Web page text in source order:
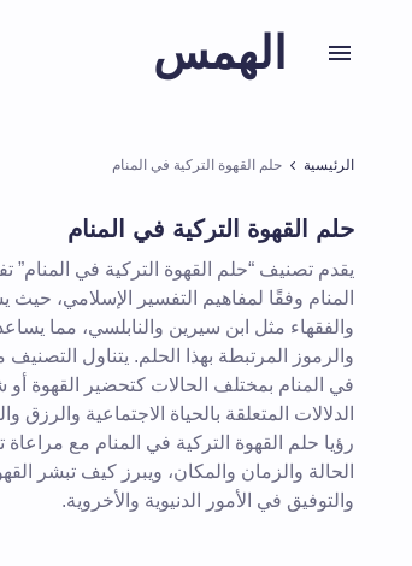
الهمس
الرئيسية حلم القهوة التركية في المنام
حلم القهوة التركية في المنام
يقدم تصنيف “حلم القهوة التركية في المنام”
المنام وفقًا لمفاهيم التفسير الإسلامي، حيث
والفقهاء مثل ابن سيرين والنابلسي، مما
والرموز المرتبطة بهذا الحلم. يتناول
في المنام بمختلف الحالات كتحضير القهوة
الدلالات المتعلقة بالحياة الاجتماعية
رؤيا حلم القهوة التركية في المنام مع
الحالة والزمان والمكان، ويبرز كيف تبشر
والتوفيق في الأمور الدنيوية والأخروية.